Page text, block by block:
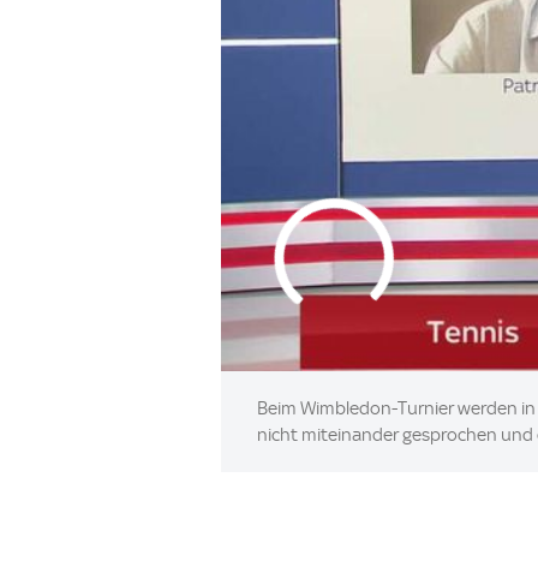
Beim Wimbledon-Turnier werden
nicht miteinander gesprochen